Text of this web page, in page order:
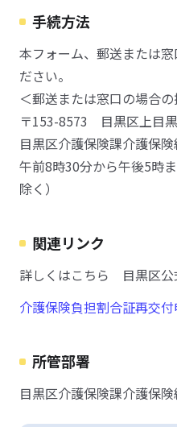
手続方法
本フォーム、郵送または
ださい。
＜郵送または窓口の場合
〒153-8573 目黒区上目
目黒区介護保険課介護保
午前8時30分から午後5時
除く）
関連リンク
詳しくはこちら 目黒区公
介護保険負担割合証再交
所管部署
目黒区介護保険課介護保